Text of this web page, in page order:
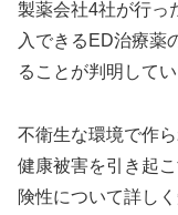
製薬会社4社が行っ
入できるED治療薬
ることが判明してい
不衛生な環境で作
健康被害を引き起
険性について詳し